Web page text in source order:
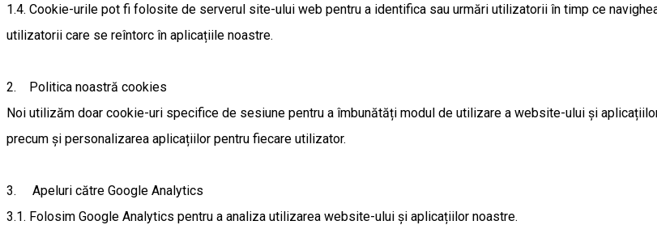
1.4. Cookie-urile pot fi folosite de serverul site-ului web pentru a identifica sau urmări utilizatorii în timp ce
utilizatorii care se reîntorc în aplicațiile noastre.
2. Politica noastră cookies
Noi utilizăm doar cookie-uri specifice de sesiune pentru a îmbunătăți modul de utilizare a website-ului și
precum și personalizarea aplicațiilor pentru fiecare utilizator.
3. Apeluri către Google Analytics
3.1. Folosim Google Analytics pentru a analiza utilizarea website-ului și aplicațiilor noastre.